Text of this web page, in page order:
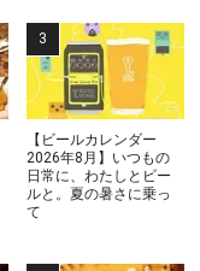
【ビールカレンダー
2026年8月】いつもの
日常に、わたしとビー
ルと。夏の暑さに乗っ
て